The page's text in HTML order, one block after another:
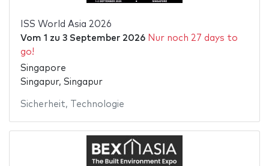
ISS World Asia 2026
Vom 1 zu 3 September 2026 Nur noch 27 days to
go!
Singapore
Singapur, Singapur
Sicherheit, Technologie